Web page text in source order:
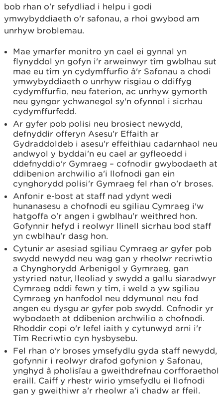
bob rhan o'r sefydliad i helpu i godi
ymwybyddiaeth o'r safonau, a rhoi gwybod am
unrhyw broblemau.
Mae ymarfer monitro yn cael ei gynnal yn
flynyddol yn gofyn i'r arweinwyr tîm gwblhau sut
mae eu tîm yn cydymffurfio â'r Safonau a chodi
ymwybyddiaeth o unrhyw risgiau o ddiffyg
cydymffurfio, neu faterion, ac unrhyw gymorth
neu gyngor ychwanegol sy'n ofynnol i sicrhau
cydymffurfedd.
Ar gyfer pob polisi neu brosiect newydd,
defnyddir offeryn Asesu’r Effaith ar
Gydraddoldeb i asesu'r effeithiau cadarnhaol neu
andwyol y byddai'n eu cael ar gyfleoedd i
ddefnyddio'r Gymraeg – cofnodir gwybodaeth at
ddibenion archwilio a'i llofnodi gan ein
cynghorydd polisi'r Gymraeg fel rhan o'r broses.
Anfonir e-bost at staff nad ydynt wedi
hunanasesu a chofnodi eu sgiliau Cymraeg i'w
hatgoffa o'r angen i gwblhau'r weithred hon.
Gofynnir hefyd i reolwyr llinell sicrhau bod staff
yn cwblhau'r dasg hon.
Cytunir ar asesiad sgiliau Cymraeg ar gyfer pob
swydd newydd neu wag gan y rheolwr recriwtio
a Chynghorydd Arbenigol y Gymraeg, gan
ystyried natur, lleoliad y swydd a gallu siaradwyr
Cymraeg oddi fewn y tîm, i weld a yw sgiliau
Cymraeg yn hanfodol neu ddymunol neu fod
angen eu dysgu ar gyfer pob swydd. Cofnodir yr
wybodaeth at ddibenion archwilio a chofnodi.
Rhoddir copi o'r lefel iaith y cytunwyd arni i'r
Tîm Recriwtio cyn hysbysebu.
Fel rhan o'r broses ymsefydlu gyda staff newydd,
gofynnir i reolwyr drafod gofynion y Safonau,
ynghyd â pholisïau a gweithdrefnau corfforaethol
eraill. Caiff y rhestr wirio ymsefydlu ei llofnodi
gan y gweithiwr a'r rheolwr a'i chadw ar ffeil.